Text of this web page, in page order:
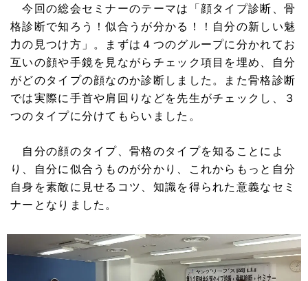
今回の総会セミナーのテーマは「顔タイプ診断、骨
格診断で知ろう！似合うが分かる！！自分の新しい魅
力の見つけ方」。まずは４つのグループに分かれてお
互いの顔や手鏡を見ながらチェック項目を埋め、自分
がどのタイプの顔なのか診断しました。また骨格診断
では実際に手首や肩回りなどを先生がチェックし、３
つのタイプに分けてもらいました。
自分の顔のタイプ、骨格のタイプを知ることによ
り、自分に似合うものが分かり、これからもっと自分
自身を素敵に見せるコツ、知識を得られた意義なセミ
ナーとなりました。